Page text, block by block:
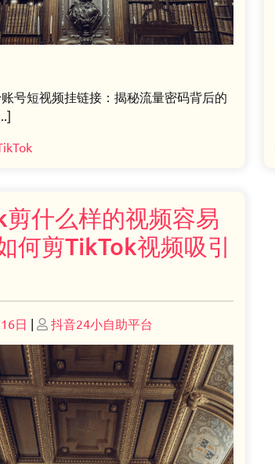
号短视频挂链接：揭秘流量密码背后的
什么样的视频容易
何剪TikTok视频吸引
日 | Posted
on
抖音24小自助平台